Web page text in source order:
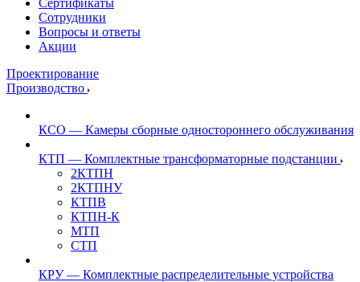
Сертификаты
Сотрудники
Вопросы и ответы
Акции
Проектирование
Производство
КСО — Камеры сборные одностороннего обслуживания
КТП — Комплектные трансформаторные подстанции
2КТПН
2КТПНУ
КТПВ
КТПН-К
МТП
СТП
КРУ — Комплектные распределительные устройства